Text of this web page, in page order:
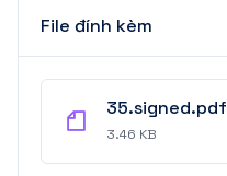
File đính kèm
35.signed.pdf
3.46 KB